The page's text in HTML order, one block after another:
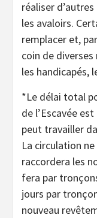
réaliser
les avaloirs.
remplacer et,
coin de
les handicapés,
*Le délai total
de l’Escavée
peut travailler
La circulation
raccordera les
fera par
jours par
nouveau